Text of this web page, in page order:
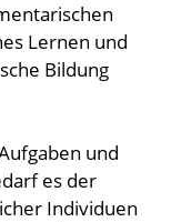
Lernen und
Bildung
und
es der
Individuen